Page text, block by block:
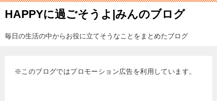
HAPPYに過ごそうよ|みんのブログ
毎日の生活の中からお役に立てそうなことをまとめたブログ
※このブログではプロモーション広告を利用しています。